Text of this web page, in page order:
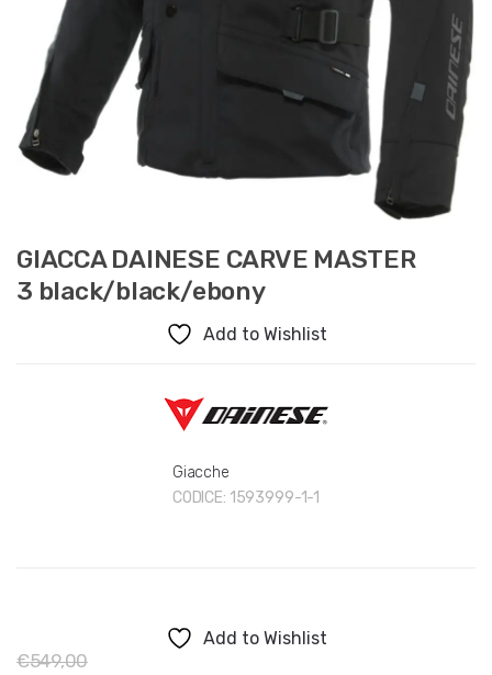
GIACCA DAINESE CARVE MASTER
3 black/black/ebony
Add to Wishlist
Giacche
CODICE: 1593999-1-1
Add to Wishlist
€549,00